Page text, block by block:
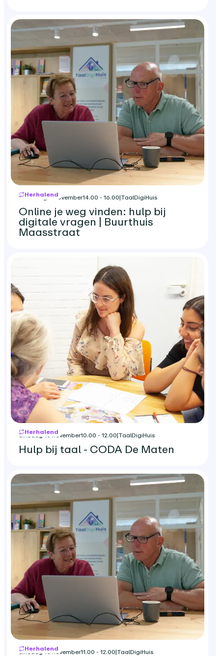
Herhalend
maandag 9 november14.00 - 16.00|TaalDigiHuis
Online je weg vinden: hulp bij
digitale vragen | Buurthuis
Maasstraat
Herhalend
dinsdag 10 november10.00 - 12.00|TaalDigiHuis
Hulp bij taal - CODA De Maten
Herhalend
dinsdag 10 november11.00 - 12.00|TaalDigiHuis